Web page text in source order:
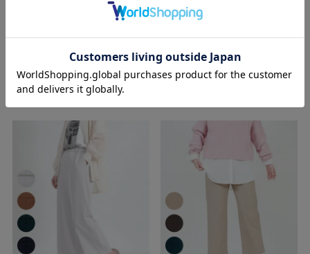
＜再入荷＞漂白剤につけても褪せに
ワイドパンツ 股下51㎝
5,990 のところ
¥5,400 税込
＜再入荷＞漂白剤につけても褪せに
くい黒。選べる股下
ワイドパンツ 股下56㎝
定価 ¥5,990 のところ
¥5,400 税込